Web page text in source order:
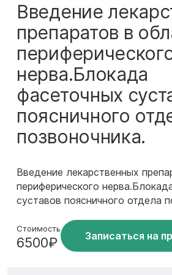
Введение
препаратов в
нерва.Блокада
фасеточных
поясничного
позвоночника.
Введение лекарственных
периферического
суставов поясничного отдела
Стоимость
6500₽ Записаться на